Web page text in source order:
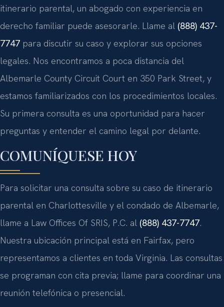
itinerario parental, un abogado con experiencia en
derecho familiar puede asesorarle. Llame al (888) 437-
7747 para discutir su caso y explorar sus opciones
legales. Nos encontramos a poca distancia del
Albemarle County Circuit Court en 350 Park Street, y
estamos familiarizados con los procedimientos locales.
Su primera consulta es una oportunidad para hacer
preguntas y entender el camino legal por delante.
COMUNÍQUESE HOY
Para solicitar una consulta sobre su caso de itinerario
parental en Charlottesville y el condado de Albemarle,
llame a Law Offices Of SRIS, P.C. al (888) 437-7747.
Nuestra ubicación principal está en Fairfax, pero
representamos a clientes en toda Virginia. Las consultas
se programan con cita previa; llame para coordinar una
reunión telefónica o presencial.